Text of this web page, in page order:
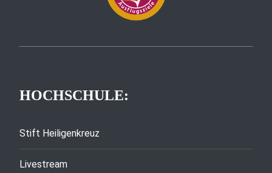
HOCHSCHULE:
Stift Heiligenkreuz
Livestream